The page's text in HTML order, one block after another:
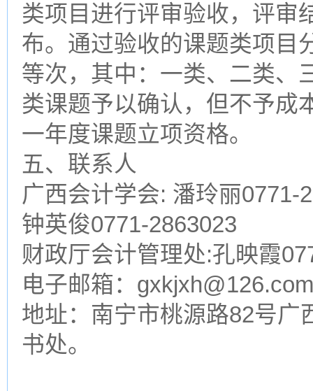
类项目进行评审验收，评审
布。通过验收的课题类项目
等次，其中：一类、二类、
类课题予以确认，但不予成
一年度课题立项资格。
五、联系人
广西会计学会: 潘玲丽0771-
钟英俊0771-2863023
财政厅会计管理处:孔映霞
电子邮箱：gxkjxh@126.com
地址：南宁市桃源路82号广
书处。